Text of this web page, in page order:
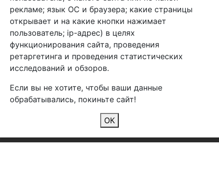
Арбен текстиль г. Щелково, пер.
1-й Советский д.25, владение 2.
Мы в соц. сетях
2026 Copyright © Арбен
рекламе; язык ОС и браузера; какие страницы
открывает и на какие кнопки нажимает
пользователь; ip-адрес) в целях
функционирования сайта, проведения
ретаргетинга и проведения статистических
исследований и обзоров.
Если вы не хотите, чтобы ваши данные
обрабатывались, покиньте сайт!
ОК